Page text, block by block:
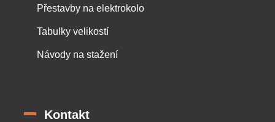
Přestavby na elektrokolo
Tabulky velikostí
Návody na stažení
Kontakt